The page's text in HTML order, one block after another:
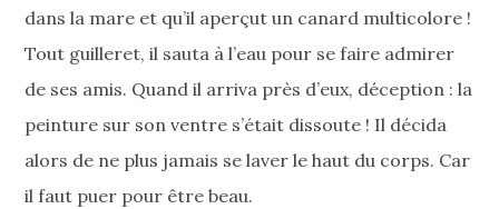
dans la mare et qu’il aperçut un canard multicolore !
Tout guilleret, il sauta à l’eau pour se faire admirer
de ses amis. Quand il arriva près d’eux, déception : la
peinture sur son ventre s’était dissoute ! Il décida
alors de ne plus jamais se laver le haut du corps. Car
il faut puer pour être beau.